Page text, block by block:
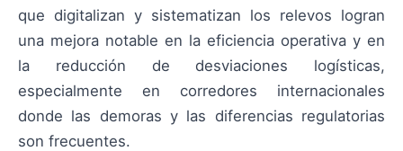
que digitalizan y sistematizan los relevos logran
una mejora notable en la eficiencia operativa y en
la reducción de desviaciones logísticas,
especialmente en corredores internacionales
donde las demoras y las diferencias regulatorias
son frecuentes.